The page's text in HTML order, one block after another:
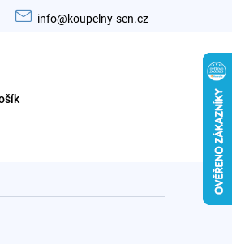
info@koupelny-sen.cz